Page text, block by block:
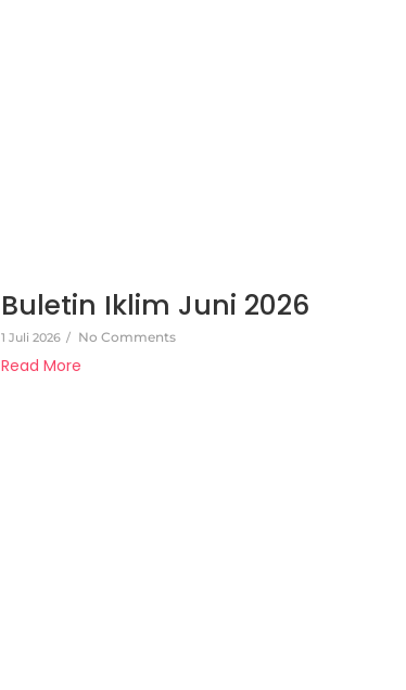
Buletin Iklim Juni 2026
1 Juli 2026 / No Comments
Read More